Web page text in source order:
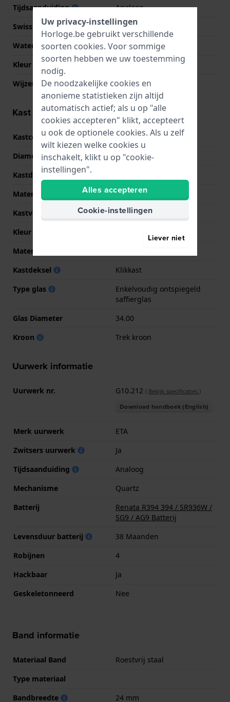
Tijdsaanduiding
Analoog
Swiss Made
Ja
Waterdichtheid
10 Bar (zwemmen)
Kleur Wijzerplaat
Zwart
Wijzer kleuren (u,m,s)
Zilver, Zilver, Zilver
Kast informatie
Kastcode
T141417
Diameter
45 mm
Kastdikte
Materiaal
Roestvrij staal
Kastvorm
Rond
Kleur kast
Materiaal kastdeksel
Kastdeksel
Klikkast
Type glas
Enkelvoudig ontspiegeld
saffierglas
Glas Diameter
34.00
Kroon
Trek kroon
Uurwerk informatie
Uurwerk nr. G10.212 ( Bekijk specificaties )
Download handboek (English)
Merk uurwerk
ETA
Zwitsers uurwerk
Ja
Tijdsaanduiding
Analoog
Mechanisme
Quartz
Batterij
Renata R394 394 / SR936W /
SG9 / AG9 Batterij
Levensduur batterij
38 Maanden
Robijnen
4
Hackbaar
Ja
Geskeletonneerd
Nee
Band informatie
Materiaal Band
Roestvrij staal
Type materiaal
Bandbreedte
24 mm
Uw privacy-instellingen
Horloge.be gebruikt verschillende
soorten cookies. Voor sommige
soorten hebben we uw toestemming
nodig.
De noodzakelijke cookies en
anonieme statistieken zijn altijd
automatisch actief; als u op "alle
cookies accepteren" klikt, accepteert
u ook de optionele cookies. Als u zelf
wilt kiezen welke cookies u
inschakelt, klikt u op "cookie-
instellingen".
Alles accepteren
Cookie-instellingen
Liever niet